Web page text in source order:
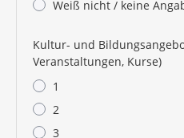
Weiß nicht / keine
Kultur- und
Veranstaltungen, Kurse)
1
2
3